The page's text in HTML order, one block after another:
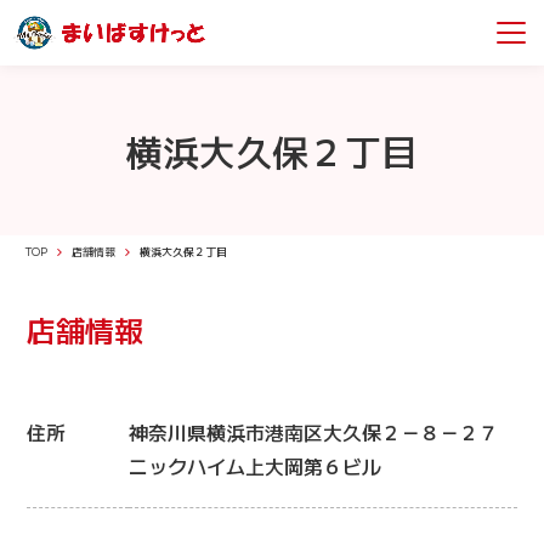
横浜大久保２丁目
TOP 店舗情報 横浜大久保２丁目
店舗情報
住所
神奈川県横浜市港南区大久保２－８－２７
ニックハイム上大岡第６ビル